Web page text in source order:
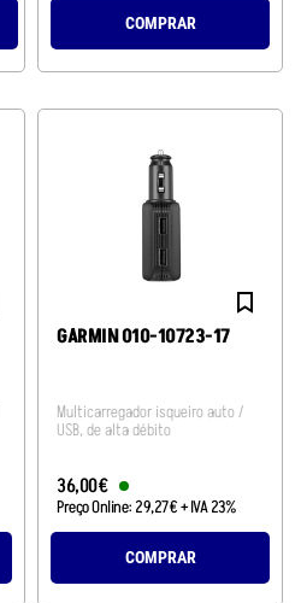
COMPRAR
GARMIN 010-10723-17
Multicarregador isqueiro auto /
USB, de alta débito
36,00€
Preço Online: 29,27€+ IVA 23%
COMPRAR